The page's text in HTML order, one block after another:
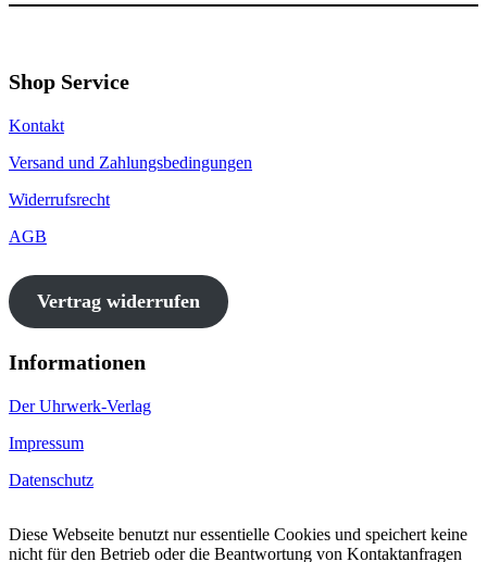
Shop Service
Kontakt
Versand und Zahlungsbedingungen
Widerrufsrecht
AGB
Vertrag widerrufen
Informationen
Der Uhrwerk-Verlag
Impressum
Datenschutz
Diese Webseite benutzt nur essentielle Cookies und speichert keine
nicht für den Betrieb oder die Beantwortung von Kontaktanfragen